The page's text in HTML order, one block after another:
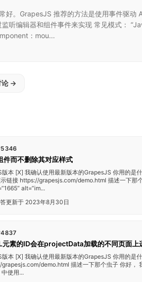
。GrapesJS 推荐的方法是使用事件驱动
听编辑器和组件事件来实现 常见模式：
：mou...
论 →
件而不删除其对应样式
版本 [X] 我确认使用最新版本的GrapesJS 你用的是
链接 https://grapesjs.com/demo.html 描述一下那
alt=“im...
更新于 2023年8月30日
元素的ID会在projectData加载的不同页面上
版本 [X] 我确认使用最新版本的GrapesJS 你用的是
demo.html 描述一下那个虫子 你好，
使用...